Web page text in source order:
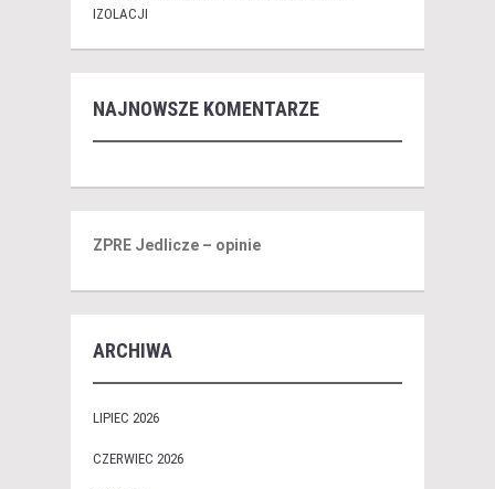
IZOLACJI
NAJNOWSZE KOMENTARZE
ZPRE Jedlicze – opinie
ARCHIWA
LIPIEC 2026
CZERWIEC 2026